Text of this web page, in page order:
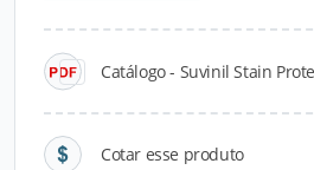
Catálogo - Suvinil Stain
Cotar esse produto